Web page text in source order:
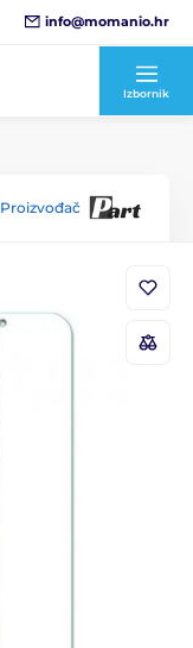
info@momanio.hr
Izbornik
Proizvođač